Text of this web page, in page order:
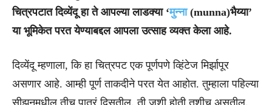
चित्रपटात दिव्येंदू हा ते आपल्या लाडक्या ‘मुन्ना(munna)भैय्या’
या भूमिकेत परत येण्याबद्दल आपला उत्साह व्यक्त केला आहे.
दिव्येंदू म्हणाला, कि हा चित्रपट एक पूर्णपणे व्हिंटेज मिर्झापूर
असणार आहे. आम्ही पूर्ण ताकदीने परत येत आहोत. तुम्हाला पहिल्या
सीझनमधील तीच पात्रं दिसतील, ती जशी होती तशीच असतील.